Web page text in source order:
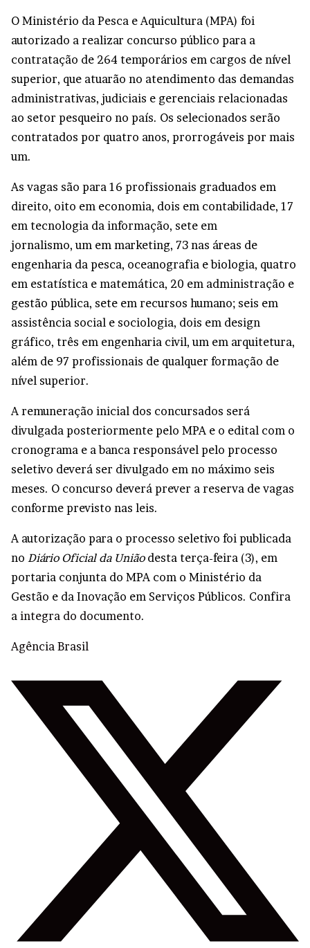
O Ministério da Pesca e Aquicultura (MPA) foi
autorizado a realizar concurso público para a
contratação de 264 temporários em cargos de nível
superior, que atuarão no atendimento das demandas
administrativas, judiciais e gerenciais relacionadas
ao setor pesqueiro no país. Os selecionados serão
contratados por quatro anos, prorrogáveis por mais
um.
As vagas são para 16 profissionais graduados em
direito, oito em economia, dois em contabilidade, 17
em tecnologia da informação, sete em
jornalismo, um em marketing, 73 nas áreas de
engenharia da pesca, oceanografia e biologia, quatro
em estatística e matemática, 20 em administração e
gestão pública, sete em recursos humano; seis em
assistência social e sociologia, dois em design
gráfico, três em engenharia civil, um em arquitetura,
além de 97 profissionais de qualquer formação de
nível superior.
A remuneração inicial dos concursados será
divulgada posteriormente pelo MPA e o edital com o
cronograma e a banca responsável pelo processo
seletivo deverá ser divulgado em no máximo seis
meses. O concurso deverá prever a reserva de vagas
conforme previsto nas leis.
A autorização para o processo seletivo foi publicada
no Diário Oficial da Uniãodesta terça-feira (3), em
portaria conjunta do MPA com o Ministério da
Gestão e da Inovação em Serviços Públicos. Confira
a integra do documento.
Agência Brasil